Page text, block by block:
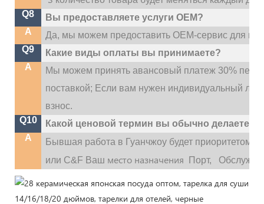
Q8
Вы предоставляете услуги OEM?
A
Да, мы можем предоставить OEM-сервис для
Q9
Какие виды оплаты вы принимаете?
A
Мы можем принять авансовый платеж 30%
поставкой; Если вам нужен индивидуальный
взнос.
Q10
Какой ценовой термин вы обычно делаете?
A
Бывшая работа в Гуанчжоу будет приоритетом,
или C&F Ваш место назначения Порт,